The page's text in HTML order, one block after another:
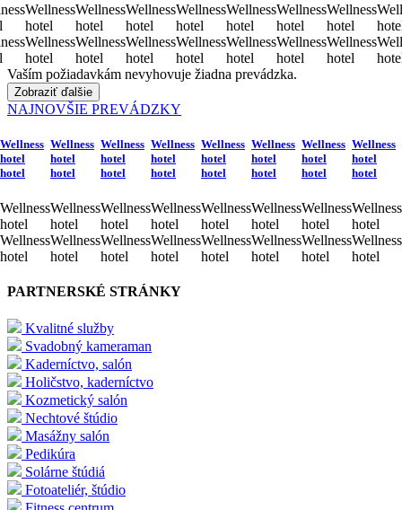
Wellness
hotel
Wellness
hotel
Wellness
hotel
Wellness
hotel
Wellness
hotel
Wellness
hotel
Wellness
hotel
Wellness
hotel
Wellness
hotel
Wellness
hotel
Wellness
hotel
Wellness
hotel
Wellness
hotel
Wellness
hotel
Vaším požiadavkám nevyhovuje žiadna prevádzka.
Zobraziť ďalšie
NAJNOVŠIE PREVÁDZKY
Wellness
hotel
hotel
Wellness
hotel
Wellness
hotel
Wellness
hotel
hotel
Wellness
hotel
Wellness
hotel
Wellness
hotel
hotel
Wellness
hotel
Wellness
hotel
Wellness
hotel
hotel
Wellness
hotel
Wellness
hotel
Wellness
hotel
hotel
Wellness
hotel
Wellness
hotel
Wellness
hotel
hotel
Wellness
hotel
Wellness
hotel
Wellness
hotel
hotel
Wellness
hotel
Wellness
hotel
Wellness
hotel
hotel
Wellness
hotel
Wellness
hotel
PARTNERSKÉ STRÁNKY
Kvalitné služby
Svadobný kameraman
Kaderníctvo, salón
Holičstvo, kaderníctvo
Kozmetický salón
Nechtové štúdio
Masážny salón
Pedikúra
Solárne štúdiá
Fotoateliér, štúdio